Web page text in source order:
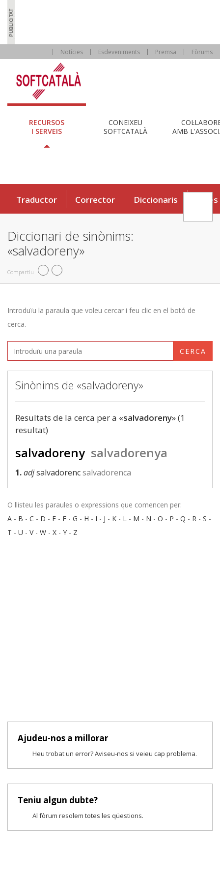
Notícies Esdeveniments Premsa Fòrums
RECURSOS
I SERVEIS
CONEIXEU
SOFTCATALÀ
AMB
Traductor Corrector Diccionaris Eines
Diccionari de sinònims:
«salvadoreny»
Compartiu
Introduïu la paraula que voleu cercar i feu clic en el botó de
cerca.
CERCA
Sinònims de «salvadoreny»
Resultats de la cerca per a «salvadoreny» (1
resultat)
salvadoreny salvadorenya
1.adjsalvadorencsalvadorenca
O llisteu les paraules o expressions que comencen per:
A - B - C - D - E - F - G - H - I - J - K - L - M - N - O - P - Q - R - S -
T - U - V- W - X - Y - Z
Ajudeu-nos a millorar
Heu trobat un error? Aviseu-nos si veieu cap problema.
Teniu algun dubte?
Al fòrum resolem totes les qüestions.